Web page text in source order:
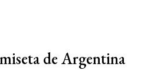
de Argentina